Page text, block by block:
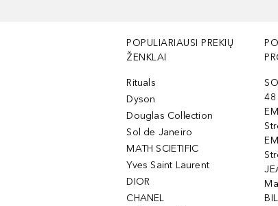
POPULIARIAUSI PREKIŲ
ŽENKLAI
Rituals
Dyson
Douglas Collection
Sol de Janeiro
MATH SCIETIFIC
Yves Saint Laurent
DIOR
CHANEL
48